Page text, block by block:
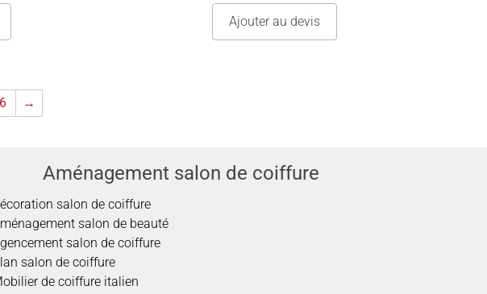
Ajouter au devis
6 →
Aménagement salon de coiffure
salon de coiffure
salon de beauté
salon de coiffure
salon de coiffure
de coiffure italien